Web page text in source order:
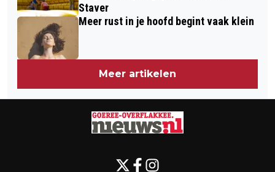
Staver
Meer rust in je hoofd begint vaak klein
Meer artikelen